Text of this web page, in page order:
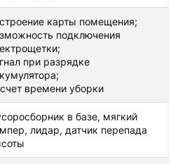
карты помещения;
подключения
при разрядке
времени уборки
в базе, мягкий
лидар, датчик перепада